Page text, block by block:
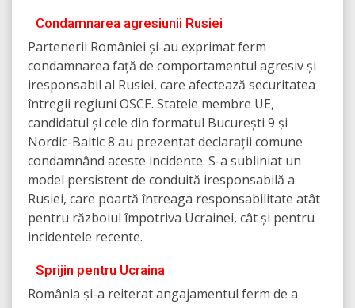
Condamnarea agresiunii Rusiei
Partenerii României și-au exprimat ferm
condamnarea față de comportamentul agresiv și
iresponsabil al Rusiei, care afectează securitatea
întregii regiuni OSCE. Statele membre UE,
candidatul și cele din formatul București 9 și
Nordic-Baltic 8 au prezentat declarații comune
condamnând aceste incidente. S-a subliniat un
model persistent de conduită iresponsabilă a
Rusiei, care poartă întreaga responsabilitate atât
pentru războiul împotriva Ucrainei, cât și pentru
incidentele recente.
Sprijin pentru Ucraina
România și-a reiterat angajamentul ferm de a